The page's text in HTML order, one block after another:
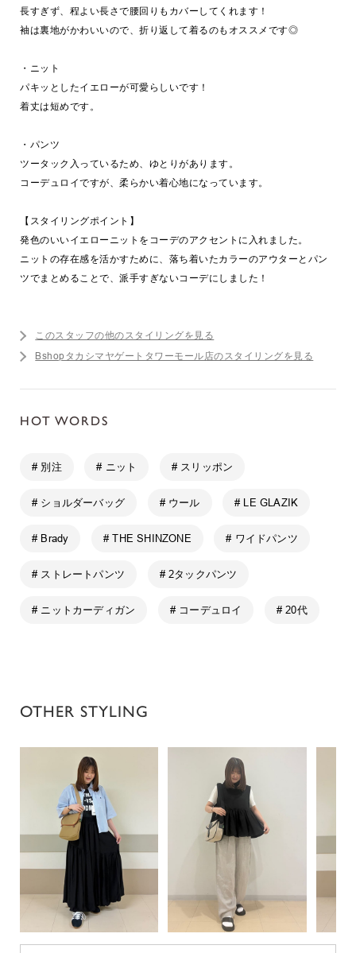
長すぎず、程よい長さで腰回りもカバーしてくれます！
袖は裏地がかわいいので、折り返して着るのもオススメです◎
・ニット
パキッとしたイエローが可愛らしいです！
着丈は短めです。
・パンツ
ツータック入っているため、ゆとりがあります。
コーデュロイですが、柔らかい着心地になっています。
【スタイリングポイント】
発色のいいイエローニットをコーデのアクセントに入れました。
ニットの存在感を活かすために、落ち着いたカラーのアウターとパン
ツでまとめることで、派手すぎないコーデにしました！
このスタッフの他のスタイリングを見る
Bshopタカシマヤゲートタワーモール店のスタイリングを見る
HOT WORDS
# 別注 # ニット # スリッポン
# ショルダーバッグ # ウール # LE GLAZIK
# Brady # THE SHINZONE # ワイドパンツ
# ストレートパンツ # 2タックパンツ
# ニットカーディガン # コーデュロイ # 20代
OTHER STYLING